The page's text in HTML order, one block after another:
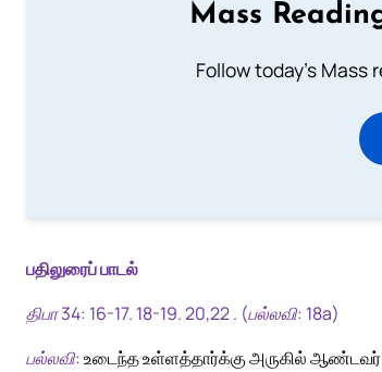
Mass
Follow today's Mass
பதிலுரைப் பாடல்
திபா 34: 16-17. 18-19. 20,22 . (பல்லவி: 18a)
பல்லவி: உடைந்த உள்ளத்தார்க்கு அருகில் ஆண்டவர்